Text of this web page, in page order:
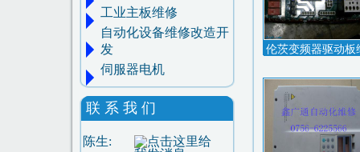
工业主板维修
自动化设备维修改造开
发
伺服器电机
联 系 我 们
陈生:
伦茨变频器驱动板